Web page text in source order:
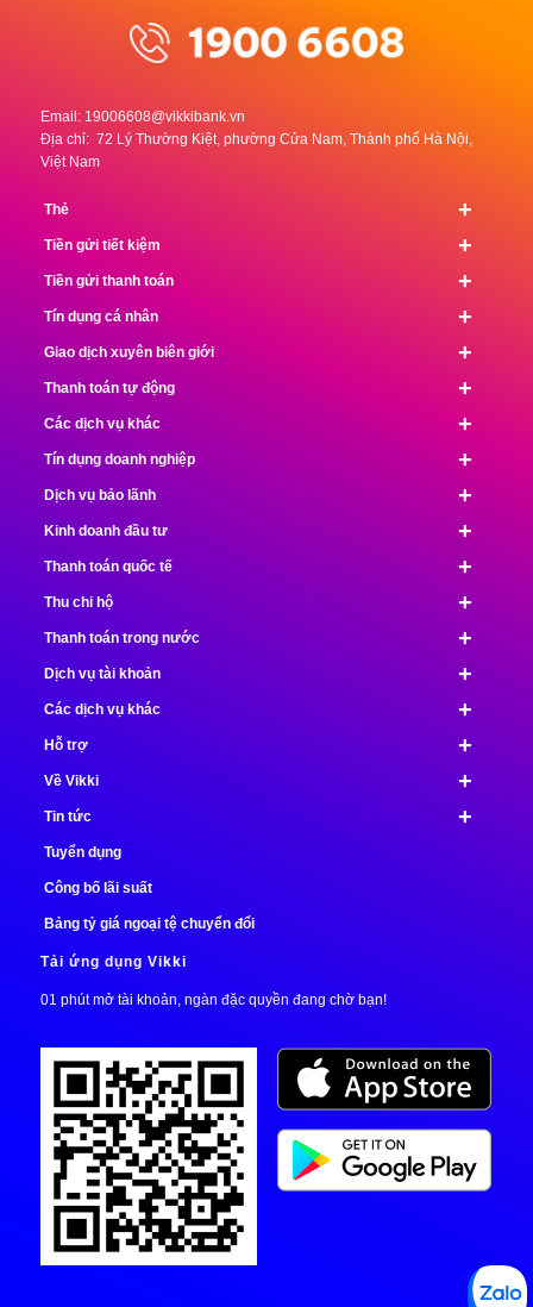
Email: 19006608@vikkibank.vn
Địa chỉ: 72 Lý Thường Kiệt, phường Cửa Nam, Thành phố Hà Nội,
Việt Nam
+
Thẻ
+
Tiền gửi tiết kiệm
+
Tiền gửi thanh toán
+
Tín dụng cá nhân
+
Giao dịch xuyên biên giới
+
Thanh toán tự động
+
Các dịch vụ khác
+
Tín dụng doanh nghiệp
+
Dịch vụ bảo lãnh
+
Kinh doanh đầu tư
+
Thanh toán quốc tế
+
Thu chi hộ
+
Thanh toán trong nước
+
Dịch vụ tài khoản
+
Các dịch vụ khác
+
Hỗ trợ
+
Về Vikki
+
Tin tức
Tuyển dụng
Công bố lãi suất
Bảng tỷ giá ngoại tệ chuyển đổi
Tải ứng dụng Vikki
01 phút mở tài khoản, ngàn đặc quyền đang chờ bạn!